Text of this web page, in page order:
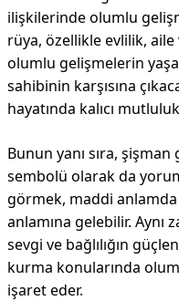
ilişkilerinde olumlu
rüya, özellikle evlilik,
olumlu gelişmelerin
sahibinin karşısına
hayatında kalıcı
Bunun yanı sıra,
sembolü olarak da
görmek, maddi anlamda
anlamına gelebilir. Aynı
sevgi ve bağlılığın
kurma konularında
işaret eder.